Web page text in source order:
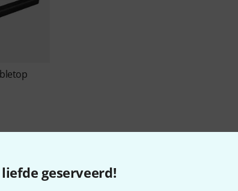
geserveerd!